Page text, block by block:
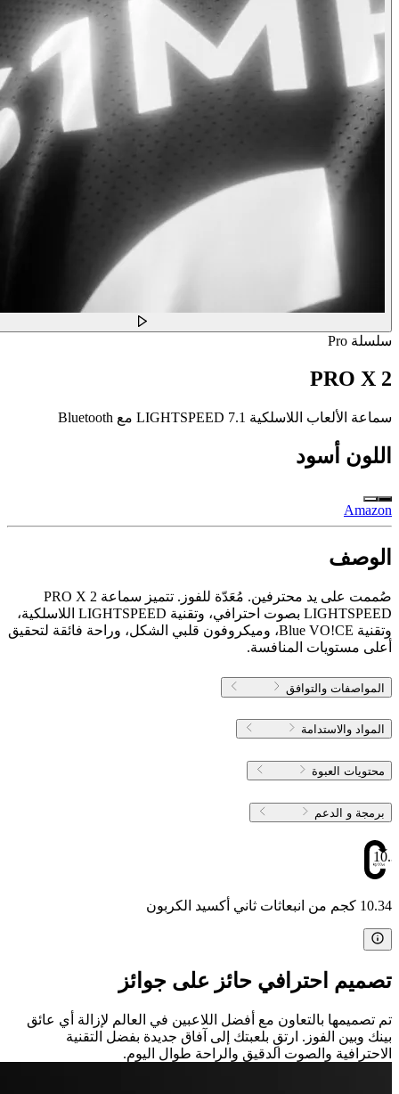
سلسلة Pro
PRO X 2
سماعة الألعاب اللاسلكية LIGHTSPEED 7.1 مع Bluetooth
اللون أسود
Amazon
الوصف
صُممت على يد محترفين. مُعَدّة للفوز. تتميز سماعة PRO X 2
LIGHTSPEED بصوت احترافي، وتقنية LIGHTSPEED اللاسلكية،
وتقنية Blue VO!CE، وميكروفون قلبي الشكل، وراحة فائقة لتحقيق
أعلى مستويات المنافسة.
المواصفات والتوافق
المواد والاستدامة
محتويات العبوة
برمجة و الدعم
10.34 كجم من انبعاثات ثاني أكسيد الكربون
تصميم احترافي حائز على جوائز
تم تصميمها بالتعاون مع أفضل اللاعبين في العالم لإزالة أي عائق
بينك وبين الفوز. ارتقِ بلعبتك إلى آفاق جديدة بفضل التقنية
الاحترافية والصوت الدقيق والراحة طوال اليوم.